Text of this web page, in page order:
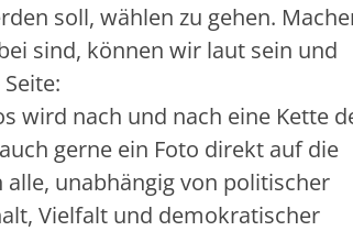
soll, wählen zu gehen.
sind, können wir laut sein und
wird nach und nach eine Kette
gerne ein Foto direkt auf die
unabhängig von politischer
Vielfalt und demokratischer